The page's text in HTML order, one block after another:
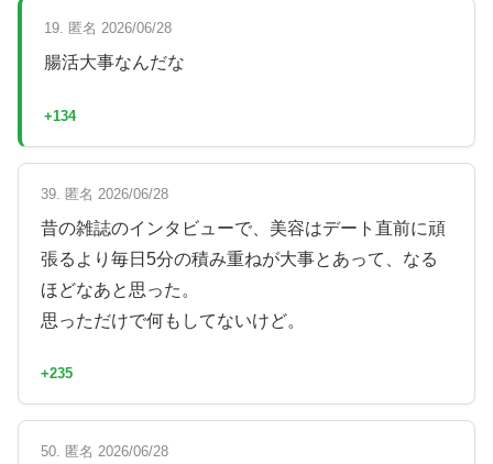
19. 匿名 2026/06/28
腸活大事なんだな
+134
39. 匿名 2026/06/28
昔の雑誌のインタビューで、美容はデート直前に頑
張るより毎日5分の積み重ねが大事とあって、なる
ほどなあと思った。
思っただけで何もしてないけど。
+235
50. 匿名 2026/06/28